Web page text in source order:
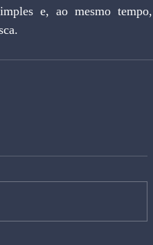
e, ao mesmo